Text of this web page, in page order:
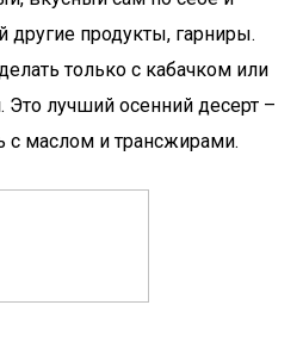
продукты, гарниры.
только с кабачком или
лучший осенний десерт –
с маслом и трансжирами.